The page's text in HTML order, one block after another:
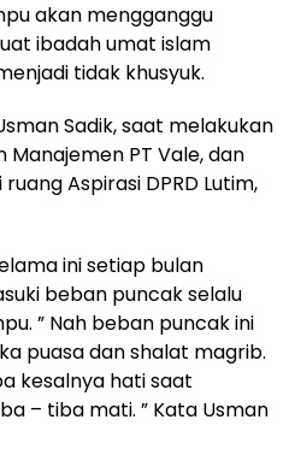
akan mengganggu
ibadah umat islam
tidak khusyuk.
Sadik, saat melakukan
PT Vale, dan
Aspirasi DPRD Lutim,
ini setiap bulan
beban puncak selalu
” Nah beban puncak ini
puasa dan shalat magrib.
kesalnya hati saat
– tiba mati. ” Kata Usman